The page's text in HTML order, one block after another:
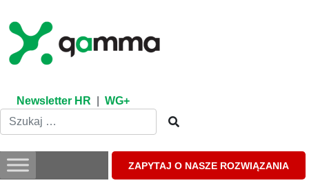
content
Newsletter HR WG+
ZAPYTAJ O NASZE ROZWIĄZANIA